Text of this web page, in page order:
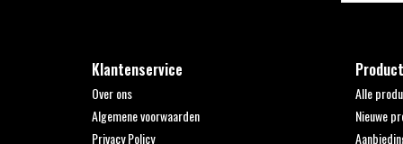
Klantenservice
Over ons
Algemene voorwaarden
Privacy Policy
Alle
Nieuwe